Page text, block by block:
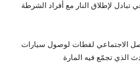
لإطلاق النار مع أفراد الشرطة
الاجتماعي لقطات لوصول سيارات